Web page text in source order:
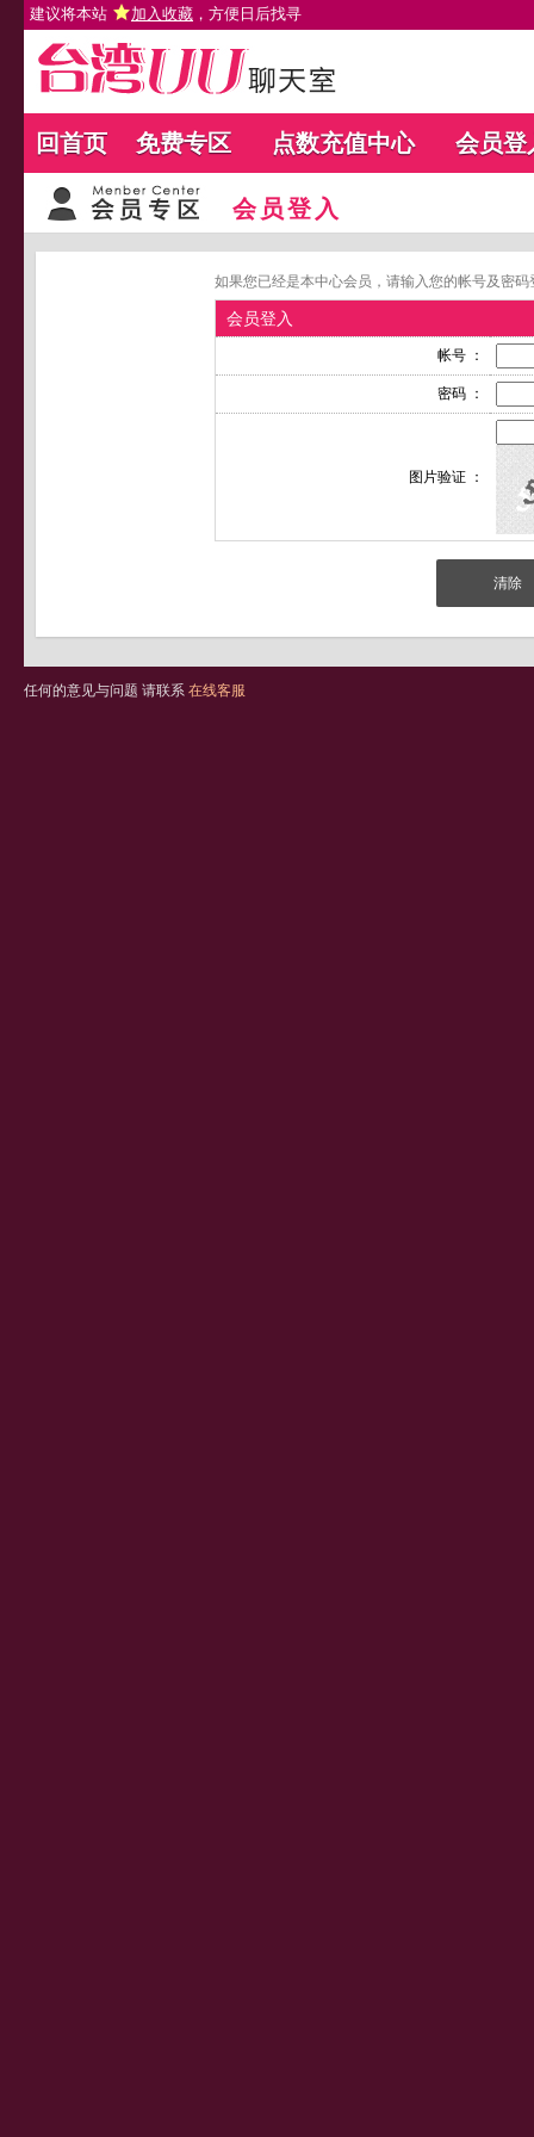
建议将本站 加入收藏 ，方便日后找寻
回首页 免费专区 点数充值中心 会员登
会员登入
如果您已经是本中心会员，请输入您的帐号及密
会员登入
帐号 ：
密码 ：
图片验证 ：
任何的意见与问题 请联系 在线客服